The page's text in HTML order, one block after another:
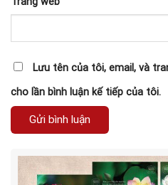
Lưu tên của tôi, email, và
cho lần bình luận kế tiếp của tôi.